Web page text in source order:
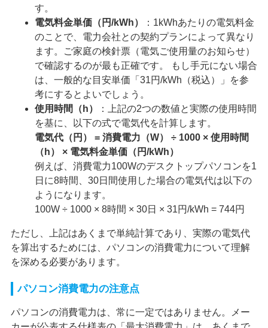
す。
電気料金単価（円/kWh）
：1kWhあたりの電気料金
のことで、電力会社との契約プランによって異なり
ます。ご家庭の検針票（電気ご使用量のお知らせ）
で確認するのが最も正確です。 もし手元にない場合
は、一般的な目安単価「31円/kWh（税込）」を参
考にするとよいでしょう。
使用時間（h）
：上記の2つの数値と実際の使用時間
を基に、以下の式で電気代を計算します。
電気代（円） = 消費電力（W） ÷ 1000 × 使用時間
（h） × 電気料金単価（円/kWh）
例えば、消費電力100Wのデスクトップパソコンを1
日に8時間、30日間使用した場合の電気代は以下の
ようになります。
100W ÷ 1000 × 8時間 × 30日 × 31円/kWh = 744円
ただし、上記はあくまで単純計算であり、実際の電気代
を算出するためには、パソコンの消費電力について理解
を深める必要があります。
パソコン消費電力の注意点
パソコンの消費電力は、常に一定ではありません。メー